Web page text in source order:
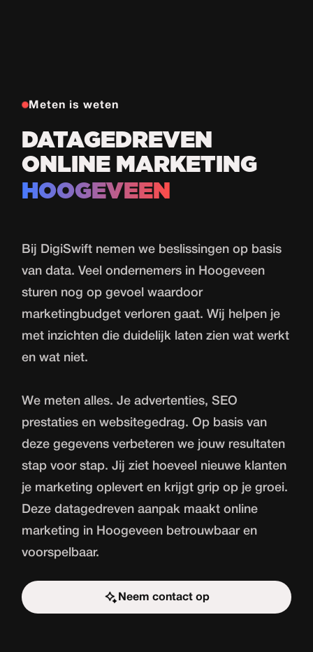
Meten is weten
DATAGEDREVEN
ONLINE MARKETING
HOOGEVEEN
Bij DigiSwift nemen we beslissingen op basis
van data. Veel ondernemers in Hoogeveen
sturen nog op gevoel waardoor
marketingbudget verloren gaat. Wij helpen je
met inzichten die duidelijk laten zien wat werkt
en wat niet.
We meten alles. Je advertenties, SEO
prestaties en websitegedrag. Op basis van
deze gegevens verbeteren we jouw resultaten
stap voor stap. Jij ziet hoeveel nieuwe klanten
je marketing oplevert en krijgt grip op je groei.
Deze datagedreven aanpak maakt online
marketing in Hoogeveen betrouwbaar en
voorspelbaar.
Neem contact op
Start de uitdaging